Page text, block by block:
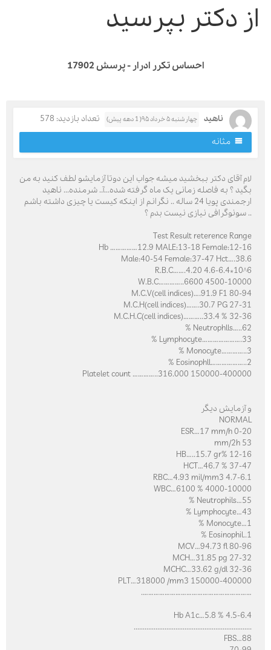
دکتر بپرسید
احساس تکرر ادرار - پرسش 17902
ناهید چهارشنبه ۵ خرداد ۹۵( 1 دهه پیش)
تعداد بازدید: 578
مثانه
آقای دکتر ببخشید میشه جواب این دوتا آزمایشو لطف کنید به من
؟ به فاصله زمانی یک ماه گرفته شده...آ.. شرمنده... ناهید
ارجمندی پویا 24 ساله .. نگرانم از اینکه کیست یا چیزی داشته باشم
سونوگرافی نیازی نیست بدم ؟
Test Result reterence
Hb ……………12.9 MALE:13-18 Female:12-
Male:40-54 Female:37-47
R.B.C…….4.20 4.6-
W.B.C…………..6600 4500-
M.C.V(cell indices)….91.9 F1 80-
M.C.H(cell indices)…….30.7 PG 27-
M.C.H.C(cell indices)………..33.4 % 32-
Neutrophlls…..62
Lymphocyte………………….33
Monocyte…………..3
Eosinophll………………..2
Platelet count …………..316.000 150000-
آزمایش دیگر
ESR…17 mm/h 0-
HB…..15.7 gr% 12-
HCT…46.7 % 37-
RBC…4.93 mil/mm3 4.7-
WBC…6100 % 4000-
Neutrophils…55
Lymphocyte…43
Monocyte…1
Eosinophil..1
MCV…94.73 fl 80-
MCH…31.85 pg 27-
MCHC…33.62 g/dl 32-
PLT…318000 /mm3 150000-
Hb A1c…5.8 % 4.5-
قدرت گرفته از